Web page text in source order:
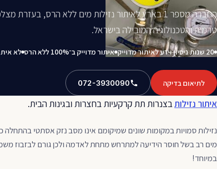
החברה מספר 1 בארץ לאיתור נזילות מים ללא הרס, בעזרת
טרמית והטכנולוגיה המובילה בישראל.
20 שנות ניסיון וידע לאיתור מדוייק איתור מדוייק ב־100% ללא הרס לא
לתיאום בדיקה 072-3930090
איתור נזילותבצנרות תת קרקעיות בחצרות ובגינות הבית.
נזילות סמויות במקומות שונים שמיקומם אינו מסב נזק אסתטי בהתחלה
מים רב בשל חוסר הידיעה למתרחש מתחת לאדמה ולכן גורם לבזבוז
במיוחד!